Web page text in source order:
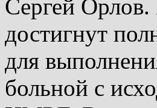
Сергей Орлов.
достигнут
для
больной с